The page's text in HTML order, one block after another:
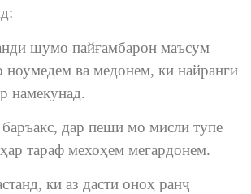
шумо пайғамбарон маъсум
ноумедем ва медонем, ки найранги
намекунад.
баръакс, дар пеши мо мисли тупе
тараф мехоҳем мегардонем.
ки аз дасти оноҳ ранҷ